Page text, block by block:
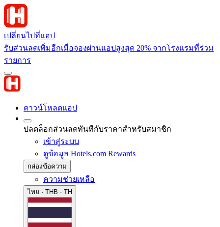
เปลี่ยนไปที่แอป
รับส่วนลดเพิ่มอีกเมื่อจองผ่านแอปสูงสุด 20% จากโรงแรมที่ร่วม
รายการ
ดาวน์โหลดแอป
ปลดล็อกส่วนลดทันทีกับราคาสำหรับสมาชิก
เข้าสู่ระบบ
ดูข้อมูล Hotels.com Rewards
กล่องข้อความ
ความช่วยเหลือ
ไทย · THB · TH